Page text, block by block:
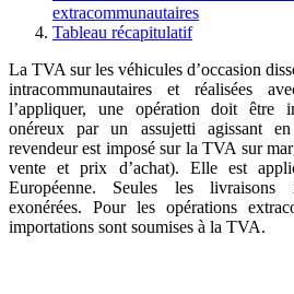
extracommunautaires
Tableau récapitulatif
La TVA sur les véhicules d’occasion
intracommunautaires et réalisées
l’appliquer, une opération doit être
onéreux par un assujetti agissant
revendeur est imposé sur la TVA sur
vente et prix d’achat). Elle est
Européenne. Seules les livraisons
exonérées. Pour les opérations
importations sont soumises à la TVA.